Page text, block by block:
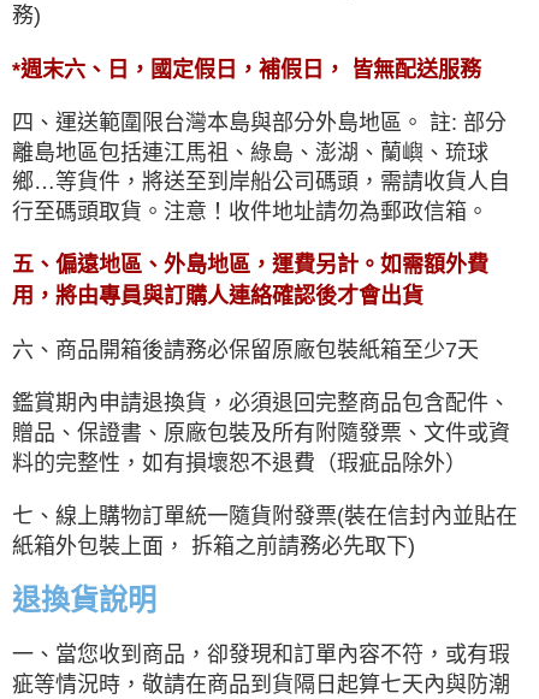
務)
*週末六、日，國定假日，補假日， 皆無配送服務
四、運送範圍限台灣本島與部分外島地區。 註: 部分
離島地區包括連江馬祖、綠島、澎湖、蘭嶼、琉球
鄉…等貨件，將送至到岸船公司碼頭，需請收貨人自
行至碼頭取貨。注意！收件地址請勿為郵政信箱。
五、偏遠地區、外島地區，運費另計。如需額外費
用，將由專員與訂購人連絡確認後才會出貨
六、商品開箱後請務必保留原廠包裝紙箱至少7天
鑑賞期內申請退換貨，必須退回完整商品包含配件、
贈品、保證書、原廠包裝及所有附隨發票、文件或資
料的完整性，如有損壞恕不退費（瑕疵品除外）
七、線上購物訂單統一隨貨附發票(裝在信封內並貼在
紙箱外包裝上面， 拆箱之前請務必先取下)
退換貨說明
一、當您收到商品，卻發現和訂單內容不符，或有瑕
疵等情況時，敬請在商品到貨隔日起算七天內與防潮